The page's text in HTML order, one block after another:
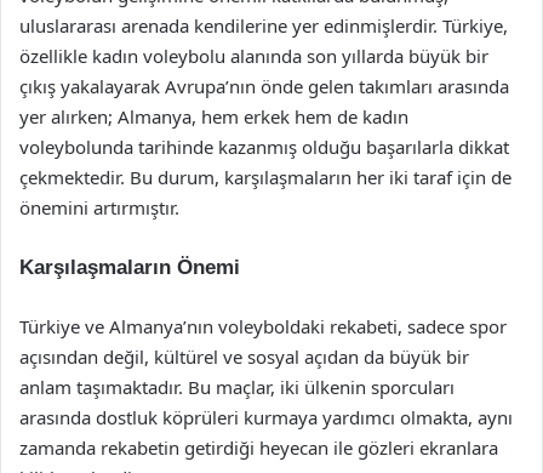
uluslararası arenada kendilerine yer edinmişlerdir. Türkiye,
özellikle kadın voleybolu alanında son yıllarda büyük bir
çıkış yakalayarak Avrupa’nın önde gelen takımları arasında
yer alırken; Almanya, hem erkek hem de kadın
voleybolunda tarihinde kazanmış olduğu başarılarla dikkat
çekmektedir. Bu durum, karşılaşmaların her iki taraf için de
önemini artırmıştır.
Karşılaşmaların Önemi
Türkiye ve Almanya’nın voleyboldaki rekabeti, sadece spor
açısından değil, kültürel ve sosyal açıdan da büyük bir
anlam taşımaktadır. Bu maçlar, iki ülkenin sporcuları
arasında dostluk köprüleri kurmaya yardımcı olmakta, aynı
zamanda rekabetin getirdiği heyecan ile gözleri ekranlara